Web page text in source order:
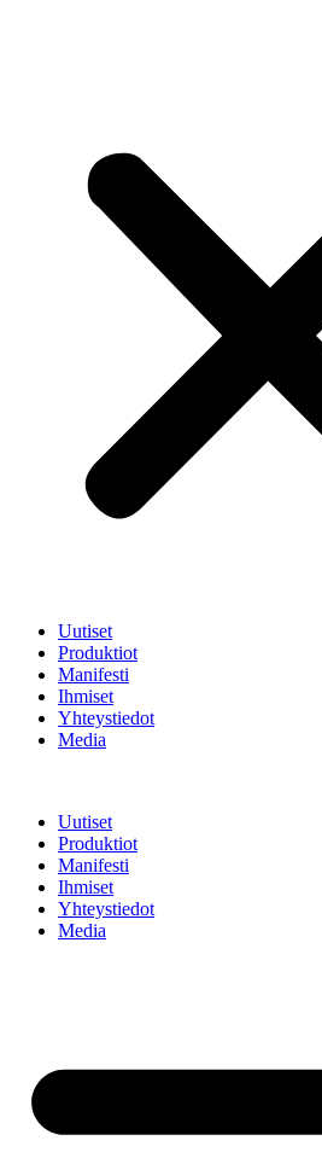
Uutiset
Produktiot
Manifesti
Ihmiset
Yhteystiedot
Media
Uutiset
Produktiot
Manifesti
Ihmiset
Yhteystiedot
Media